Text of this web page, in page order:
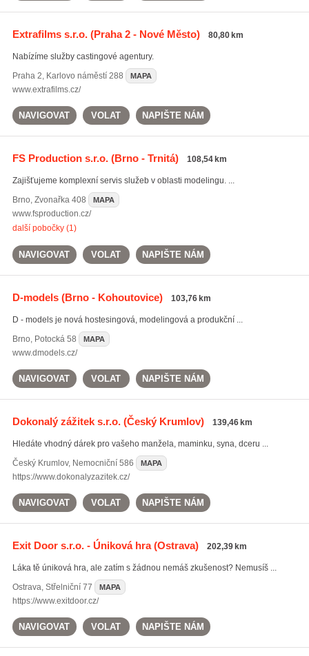
Extrafilms s.r.o.(Praha 2 - Nové Město) 80,80 km
Nabízíme služby castingové agentury.
Praha 2, Karlovo náměstí 288 MAPA
www.extrafilms.cz/
NAVIGOVAT VOLAT NAPIŠTE NÁM
FS Production s.r.o.(Brno - Trnitá) 108,54 km
Zajišťujeme komplexní servis služeb v oblasti modelingu. ...
Brno, Zvonařka 408 MAPA
www.fsproduction.cz/
další pobočky (1)
NAVIGOVAT VOLAT NAPIŠTE NÁM
D-models(Brno - Kohoutovice) 103,76 km
D - models je nová hostesingová, modelingová a produkční ...
Brno, Potocká 58 MAPA
www.dmodels.cz/
NAVIGOVAT VOLAT NAPIŠTE NÁM
Dokonalý zážitek s.r.o.(Český Krumlov) 139,46 km
Hledáte vhodný dárek pro vašeho manžela, maminku, syna, dceru ...
Český Krumlov, Nemocniční 586 MAPA
https://www.dokonalyzazitek.cz/
NAVIGOVAT VOLAT NAPIŠTE NÁM
Exit Door s.r.o. - Úniková hra(Ostrava) 202,39 km
Láka tě úniková hra, ale zatím s žádnou nemáš zkušenost? Nemusíš ...
Ostrava, Střelniční 77 MAPA
https://www.exitdoor.cz/
NAVIGOVAT VOLAT NAPIŠTE NÁM